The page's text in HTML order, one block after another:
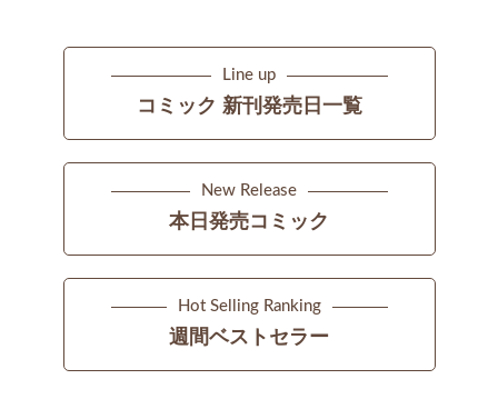
Line up
コミック 新刊発売日一覧
New Release
本日発売コミック
Hot Selling Ranking
週間ベストセラー